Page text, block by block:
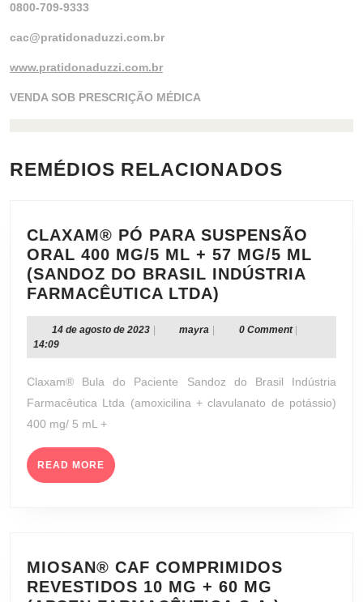
0800-709-9333
cac@pratidonaduzzi.com.br
www.pratidonaduzzi.com.br
VENDA SOB PRESCRIÇÃO MÉDICA
REMÉDIOS RELACIONADOS
CLAXAM® PÓ PARA SUSPENSÃO
ORAL 400 MG/5 ML + 57 MG/5 ML
(SANDOZ DO BRASIL INDÚSTRIA
FARMACÊUTICA LTDA)
PARA
400
MG/5
BRASIL
INDÚSTRIA
14 de agosto de 202314
agosto
2023
mayra mayra 0 Comment
14:09
Claxam® Bula do Paciente Sandoz do Brasil Indústria
Farmacêutica Ltda (amoxicilina + clavulanato de potássio)
400 mg/ 5 mL +
READ MORE READ
MORE
MIOSAN® CAF COMPRIMIDOS
REVESTIDOS 10 MG + 60 MG